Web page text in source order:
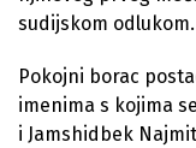
sudijskom odlukom.
Pokojni borac
imenima s kojima
i Jamshidbek